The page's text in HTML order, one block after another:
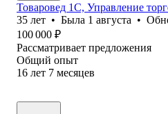
Товаровед 1С, Управление
35 лет • Была 1 августа •
100 000 ₽
Рассматривает предложения
Общий опыт
16 лет 7 месяцев